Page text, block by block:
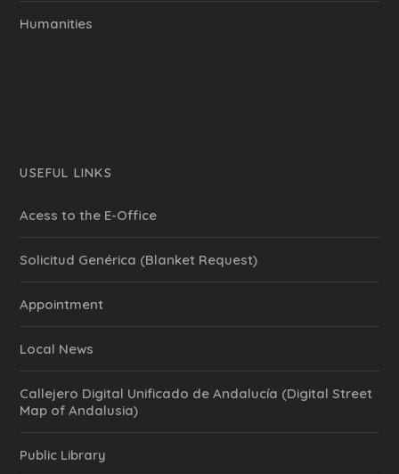
Humanities
USEFUL LINKS
Acess to the E-Office
Solicitud Genérica (Blanket Request)
Appointment
Local News
Callejero Digital Unificado de Andalucía (Digital Street
Map of Andalusia)
Public Library